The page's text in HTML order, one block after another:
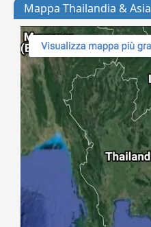
Mappa Thailandia & Asia